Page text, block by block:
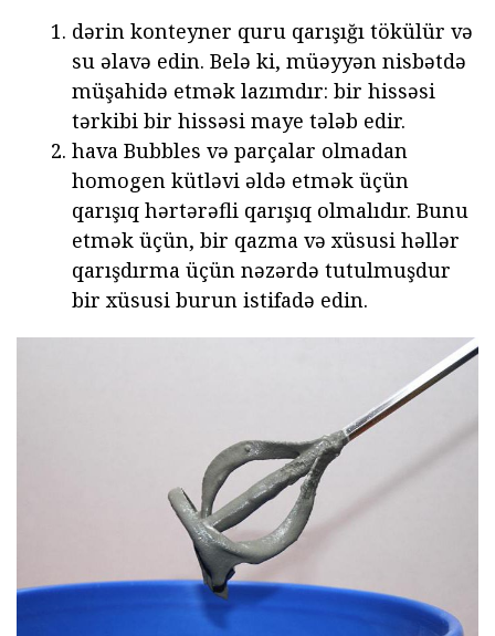
dərin konteyner quru qarışığı tökülür və
su əlavə edin. Belə ki, müəyyən nisbətdə
müşahidə etmək lazımdır: bir hissəsi
tərkibi bir hissəsi maye tələb edir.
hava Bubbles və parçalar olmadan
homogen kütləvi əldə etmək üçün
qarışıq hərtərəfli qarışıq olmalıdır. Bunu
etmək üçün, bir qazma və xüsusi həllər
qarışdırma üçün nəzərdə tutulmuşdur
bir xüsusi burun istifadə edin.